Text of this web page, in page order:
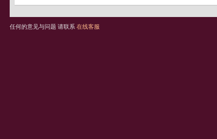
任何的意见与问题 请联系 在线客服